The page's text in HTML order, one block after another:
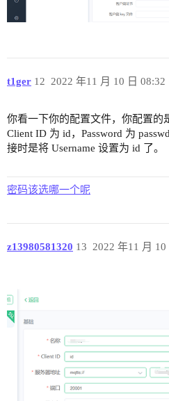
t1ger 2022 年11 月 10 日 08:32
12
你看一下你的配置文件，你配置的
Client ID 为 id，Password 为
接时是将 Username 设置为 id 了。
密码该选哪一个呢
z13980581320 2022 年11 月 10
13